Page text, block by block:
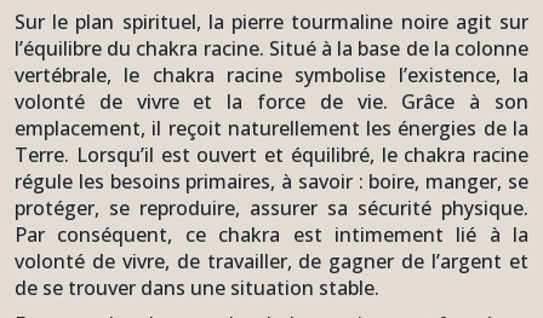
Sur le plan spirituel, la pierre tourmaline noire agit sur
l’équilibre du chakra racine. Situé à la base de la colonne
vertébrale, le chakra racine symbolise l’existence, la
volonté de vivre et la force de vie. Grâce à son
emplacement, il reçoit naturellement les énergies de la
Terre. Lorsqu’il est ouvert et équilibré, le chakra racine
régule les besoins primaires, à savoir : boire, manger, se
protéger, se reproduire, assurer sa sécurité physique.
Par conséquent, ce chakra est intimement lié à la
volonté de vivre, de travailler, de gagner de l’argent et
de se trouver dans une situation stable.